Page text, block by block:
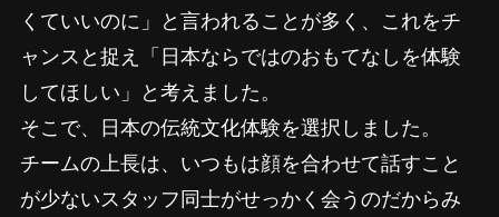
くていいのに」と言われることが多く、これをチ
ャンスと捉え「日本ならではのおもてなしを体験
してほしい」と考えました。
そこで、日本の伝統文化体験を選択しました。
チームの上長は、いつもは顔を合わせて話すこと
が少ないスタッフ同士がせっかく会うのだからみ